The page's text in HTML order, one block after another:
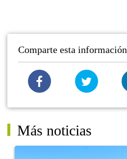
Comparte esta información
Más noticias